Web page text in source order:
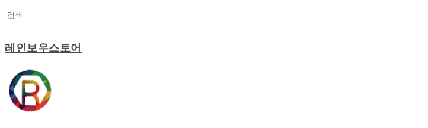
레인보우스토어